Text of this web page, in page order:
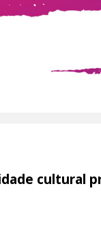
cultural